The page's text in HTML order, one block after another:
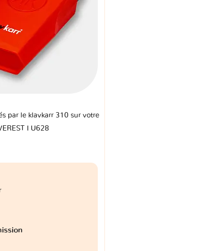
par le klavkarr 310 sur votre
I U628